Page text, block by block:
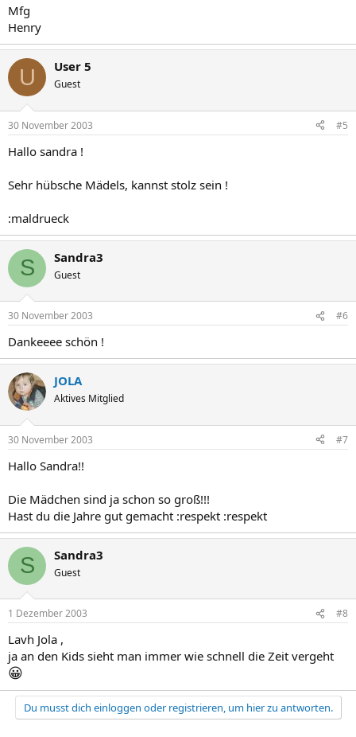
Mfg
Henry
U User 5
Guest
30 November 2003 #5
Hallo sandra !
Sehr hübsche Mädels, kannst stolz sein !
:maldrueck
S Sandra3
Guest
30 November 2003 #6
Dankeeee schön !
JOLA
Aktives Mitglied
30 November 2003 #7
Hallo Sandra!!
Die Mädchen sind ja schon so groß!!!
Hast du die Jahre gut gemacht :respekt :respekt
S Sandra3
Guest
1 Dezember 2003 #8
Lavh Jola ,
ja an den Kids sieht man immer wie schnell die Zeit vergeht
😀
Du musst dich einloggen oder registrieren, um hier zu antworten.